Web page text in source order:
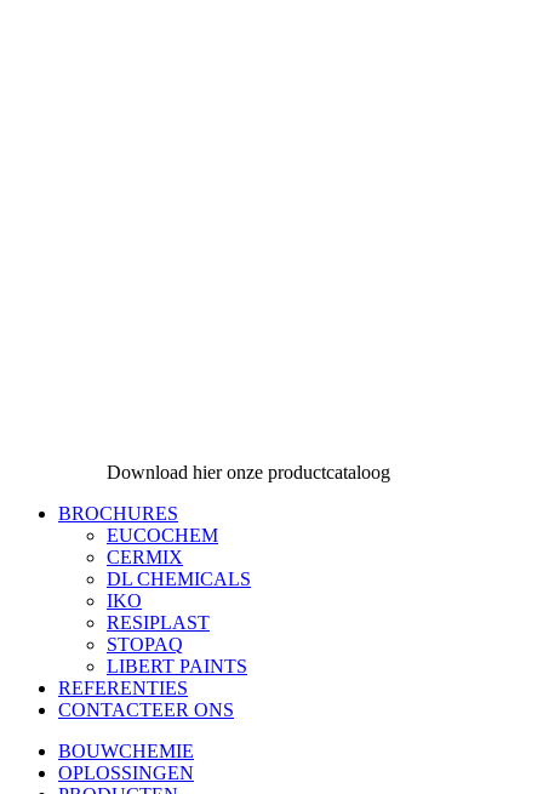
Download hier onze productcataloog
BROCHURES
EUCOCHEM
CERMIX
DL CHEMICALS
IKO
RESIPLAST
STOPAQ
LIBERT PAINTS
REFERENTIES
CONTACTEER ONS
BOUWCHEMIE
OPLOSSINGEN